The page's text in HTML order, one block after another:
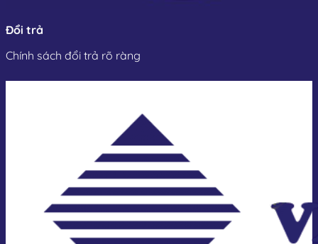
Đổi trả
Chính sách đổi trả rõ ràng